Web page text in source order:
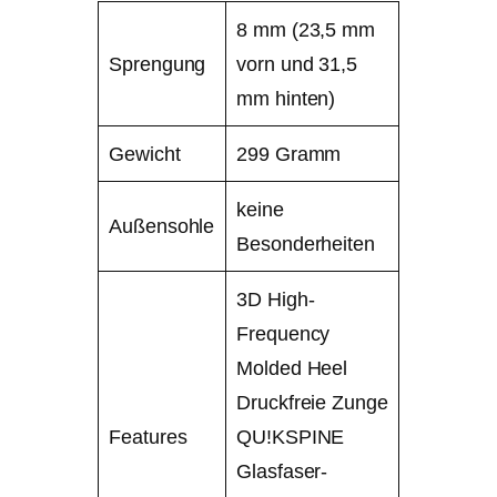
Sprengung
8 mm (23,5 mm
vorn und 31,5
mm hinten)
Gewicht 299 Gramm
Außensohle
keine
Besonderheiten
Features
3D High-
Frequency
Molded Heel
Druckfreie Zunge
QU!KSPINE
Glasfaser-